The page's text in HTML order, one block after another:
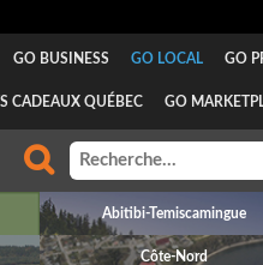
GO BUSINESS GO LOCAL GO
CADEAUX QUÉBEC GO
Abitibi-Temiscamingue
Côte-Nord